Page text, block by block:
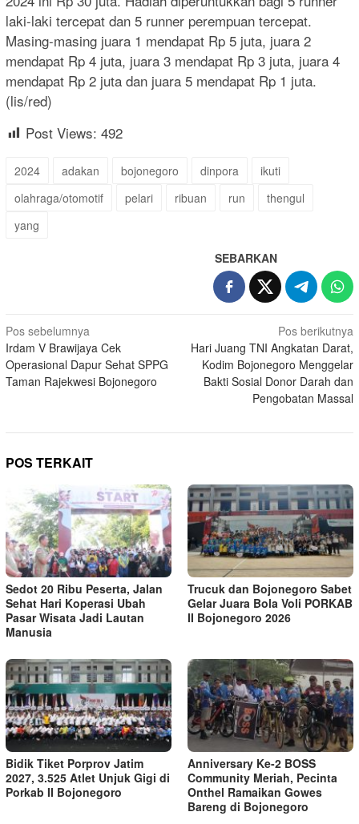
laki-laki tercepat dan 5 runner perempuan tercepat.
Masing-masing juara 1 mendapat Rp 5 juta, juara 2
mendapat Rp 4 juta, juara 3 mendapat Rp 3 juta, juara 4
mendapat Rp 2 juta dan juara 5 mendapat Rp 1 juta.
(lis/red)
Post Views: 492
2024 adakan bojonegoro dinpora
ikuti
olahraga/otomotif
pelari ribuan run
thengul
yang
SEBARKAN
Navigasi
pos
Pos sebelumnya
Irdam V Brawijaya Cek
Operasional Dapur Sehat SPPG
Taman Rajekwesi Bojonegoro
Pos berikutnya
Hari Juang TNI Angkatan Darat,
Kodim Bojonegoro Menggelar
Bakti Sosial Donor Darah dan
Pengobatan Massal
POS TERKAIT
Sedot 20 Ribu Peserta, Jalan
Sehat Hari Koperasi Ubah
Pasar Wisata Jadi Lautan
Manusia
Trucuk dan Bojonegoro Sabet
Gelar Juara Bola Voli PORKAB
II Bojonegoro 2026
Bidik Tiket Porprov Jatim
2027, 3.525 Atlet Unjuk Gigi di
Porkab II Bojonegoro
Anniversary Ke-2 BOSS
Community Meriah, Pecinta
Onthel Ramaikan Gowes
Bareng di Bojonegoro